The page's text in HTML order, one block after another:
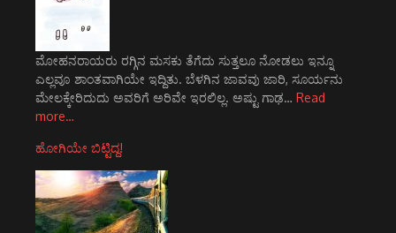
ಮೋಹನರಾಯರು ರಗ್ಗಿನ ಮಸಕು ತೆಗೆದು ಸುತ್ತಲೂ ನೋಡಲು ಇನ್ನೂ
ಎಲ್ಲವೂ ಶಾಂತವಾಗಿಯೇ ಇದ್ದಿತು. ಬೆಳಗಿನ ಜಾವವು ಜಾರಿ, ಸೂರ್ಯನು
ಮೇಲಕ್ಕೇರಿದುದು ಅವರಿಗೆ ಅರಿವೇ ಇರಲಿಲ್ಲ. ಅಷ್ಟು ಗಾಢ… Read
more…
ಹೋಗಿಯೇ ಬಿಟ್ಟಿದ್ದ!